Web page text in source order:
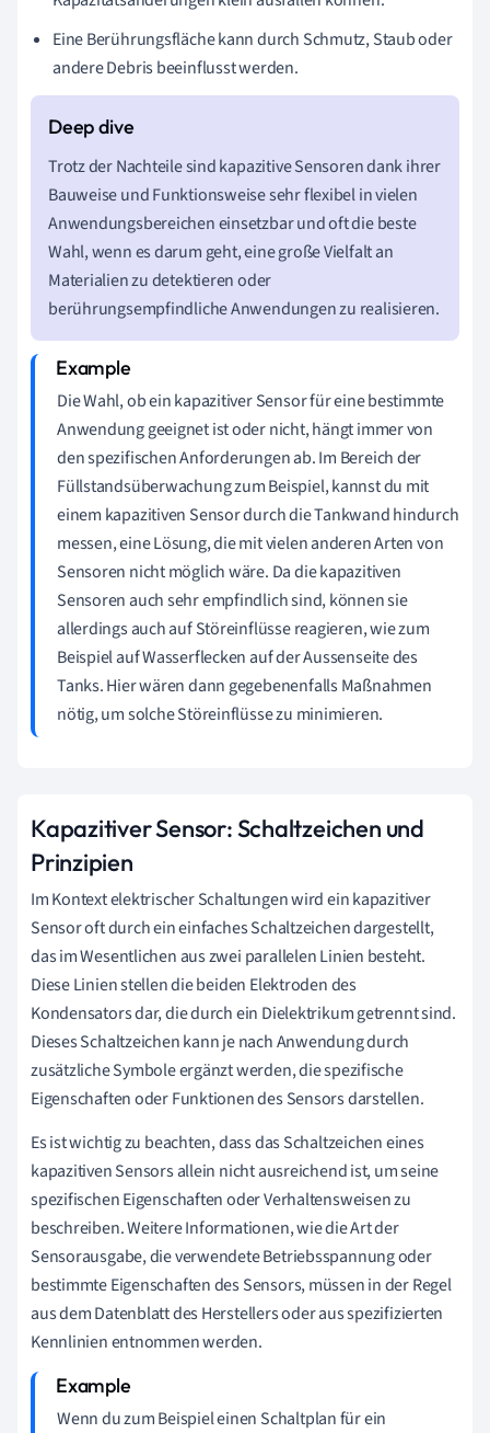
Eine Berührungsfläche kann durch Schmutz, Staub oder
andere Debris beeinflusst werden.
Trotz der Nachteile sind kapazitive Sensoren dank ihrer
Bauweise und Funktionsweise sehr flexibel in vielen
Anwendungsbereichen einsetzbar und oft die beste
Wahl, wenn es darum geht, eine große Vielfalt an
Materialien zu detektieren oder
berührungsempfindliche Anwendungen zu realisieren.
Die Wahl, ob ein kapazitiver Sensor für eine bestimmte
Anwendung geeignet ist oder nicht, hängt immer von
den spezifischen Anforderungen ab. Im Bereich der
Füllstandsüberwachung zum Beispiel, kannst du mit
einem kapazitiven Sensor durch die Tankwand hindurch
messen, eine Lösung, die mit vielen anderen Arten von
Sensoren nicht möglich wäre. Da die kapazitiven
Sensoren auch sehr empfindlich sind, können sie
allerdings auch auf Störeinflüsse reagieren, wie zum
Beispiel auf Wasserflecken auf der Aussenseite des
Tanks. Hier wären dann gegebenenfalls Maßnahmen
nötig, um solche Störeinflüsse zu minimieren.
Kapazitiver Sensor: Schaltzeichen und
Prinzipien
Im Kontext elektrischer Schaltungen wird ein kapazitiver
Sensor oft durch ein einfaches Schaltzeichen dargestellt,
das im Wesentlichen aus zwei parallelen Linien besteht.
Diese Linien stellen die beiden Elektroden des
Kondensators dar, die durch ein Dielektrikum getrennt sind.
Dieses Schaltzeichen kann je nach Anwendung durch
zusätzliche Symbole ergänzt werden, die spezifische
Eigenschaften oder Funktionen des Sensors darstellen.
Es ist wichtig zu beachten, dass das Schaltzeichen eines
kapazitiven Sensors allein nicht ausreichend ist, um seine
spezifischen Eigenschaften oder Verhaltensweisen zu
beschreiben. Weitere Informationen, wie die Art der
Sensorausgabe, die verwendete Betriebsspannung oder
bestimmte Eigenschaften des Sensors, müssen in der Regel
aus dem Datenblatt des Herstellers oder aus spezifizierten
Kennlinien entnommen werden.
Wenn du zum Beispiel einen Schaltplan für ein